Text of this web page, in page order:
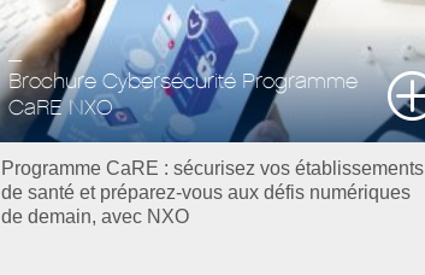
Brochure Cybersécurité Programme
CaRE NXO
Programme CaRE : sécurisez vos établissements
de santé et préparez-vous aux défis numériques
de demain, avec NXO